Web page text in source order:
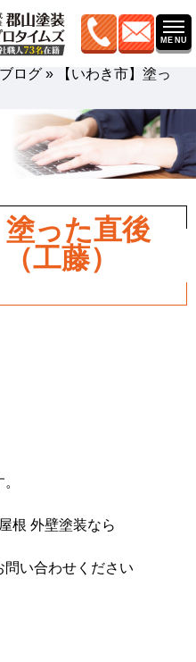
ログ »
【いわき市】塗っ
塗った直後
工藤）
根 外壁塗装なら
い合わせください